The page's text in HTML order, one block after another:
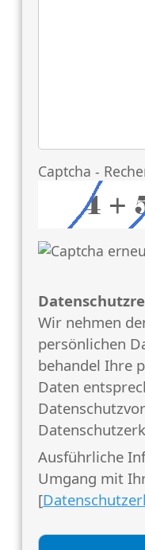
Honeypot, bitte
Captcha -
Wir nehmen
persönlichen
behandel Ihre
Daten
Ausführliche
Umgang mit
[